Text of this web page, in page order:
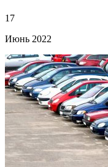
17
Июнь 2022